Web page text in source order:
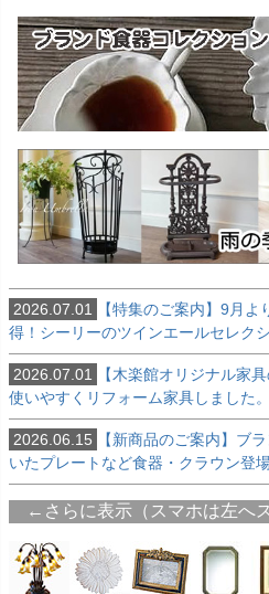
2026.07.01
【特集のご案内】9月
得！シーリーのツインエールセレク
2026.07.01
【木楽館オリジナル家
使いやすくリフォーム家具しました。
2026.06.15
【新商品のご案内】ブ
いたプレートなど食器・クラウン登場